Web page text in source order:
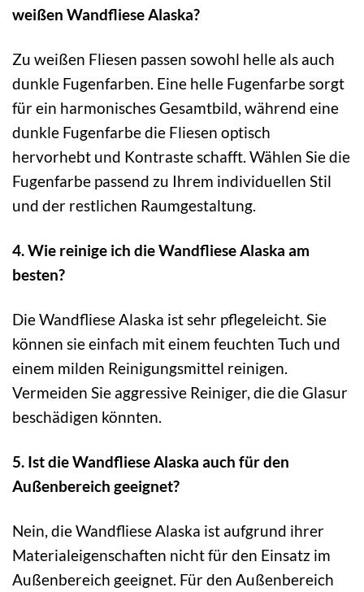
weißen Wandfliese Alaska?
Zu weißen Fliesen passen sowohl helle als auch
dunkle Fugenfarben. Eine helle Fugenfarbe sorgt
für ein harmonisches Gesamtbild, während eine
dunkle Fugenfarbe die Fliesen optisch
hervorhebt und Kontraste schafft. Wählen Sie die
Fugenfarbe passend zu Ihrem individuellen Stil
und der restlichen Raumgestaltung.
4. Wie reinige ich die Wandfliese Alaska am
besten?
Die Wandfliese Alaska ist sehr pflegeleicht. Sie
können sie einfach mit einem feuchten Tuch und
einem milden Reinigungsmittel reinigen.
Vermeiden Sie aggressive Reiniger, die die Glasur
beschädigen könnten.
5. Ist die Wandfliese Alaska auch für den
Außenbereich geeignet?
Nein, die Wandfliese Alaska ist aufgrund ihrer
Materialeigenschaften nicht für den Einsatz im
Außenbereich geeignet. Für den Außenbereich